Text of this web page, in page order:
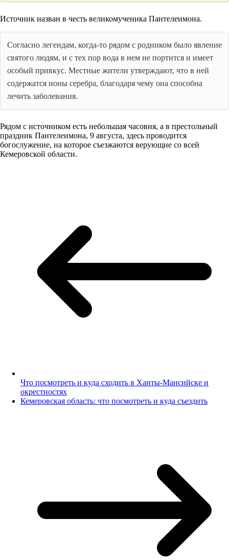
Источник назван в честь великомученика Пантелеимона.
Согласно легендам, когда-то рядом с родником было явление
святого людям, и с тех пор вода в нем не портится и имеет
особый привкус. Местные жители утверждают, что в ней
содержатся ионы серебра, благодаря чему она способна
лечить заболевания.
Рядом с источником есть небольшая часовня, а в престольный
праздник Пантелеимона, 9 августа, здесь проводится
богослужение, на которое съезжаются верующие со всей
Кемеровской области.
Что посмотреть и куда сходить в Ханты-Мансийске и
окрестностях
Кемеровская область: что посмотреть и куда съездить